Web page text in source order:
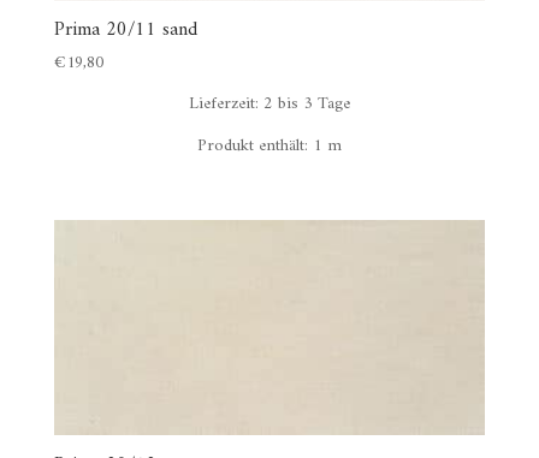
Prima 20/11 sand
€19,80
Lieferzeit: 2 bis 3 Tage
Produkt enthält: 1 m